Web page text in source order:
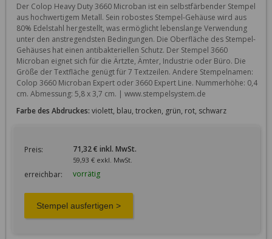
Der Colop Heavy Duty 3660 Microban ist ein selbstfärbender Stempel
aus hochwertigem Metall. Sein robostes Stempel-Gehäuse wird aus
80% Edelstahl hergestellt, was ermöglicht lebenslange Verwendung
unter den anstregendsten Bedingungen. Die Oberfläche des Stempel-
Gehäuses hat einen antibakteriellen Schutz. Der Stempel 3660
Microban eignet sich für die Ärtzte, Ämter, Industrie oder Büro. Die
Größe der Textfläche genügt für 7 Textzeilen. Andere Stempelnamen:
Colop 3660 Microban Expert oder 3660 Expert Line. Nummerhöhe: 0,4
cm. Abmessung: 5,8 x 3,7 cm. | www.stempelsystem.de
Farbe des Abdruckes: violett, blau, trocken, grün, rot, schwarz
Preis: 71,32 € inkl. MwSt.
59,93 € exkl. MwSt.
erreichbar: vorrätig